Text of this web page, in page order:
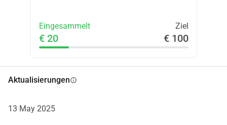
Eingesammelt Ziel
€ 20 € 100
Aktualisierungeninfo
13 May 2025